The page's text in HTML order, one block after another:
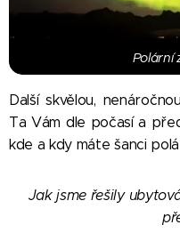
Polární
Další skvělou,
Ta Vám dle počasí a
kde a kdy máte šanci
Jak jsme řešily